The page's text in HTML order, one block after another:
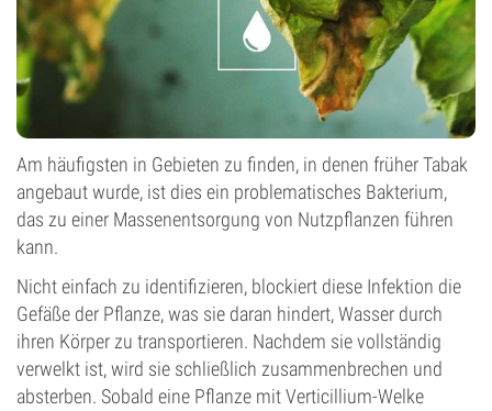
Am häufigsten in Gebieten zu finden, in denen früher Tabak
angebaut wurde, ist dies ein problematisches Bakterium,
das zu einer Massenentsorgung von Nutzpflanzen führen
kann.
Nicht einfach zu identifizieren, blockiert diese Infektion die
Gefäße der Pflanze, was sie daran hindert, Wasser durch
ihren Körper zu transportieren. Nachdem sie vollständig
verwelkt ist, wird sie schließlich zusammenbrechen und
absterben. Sobald eine Pflanze mit Verticillium-Welke